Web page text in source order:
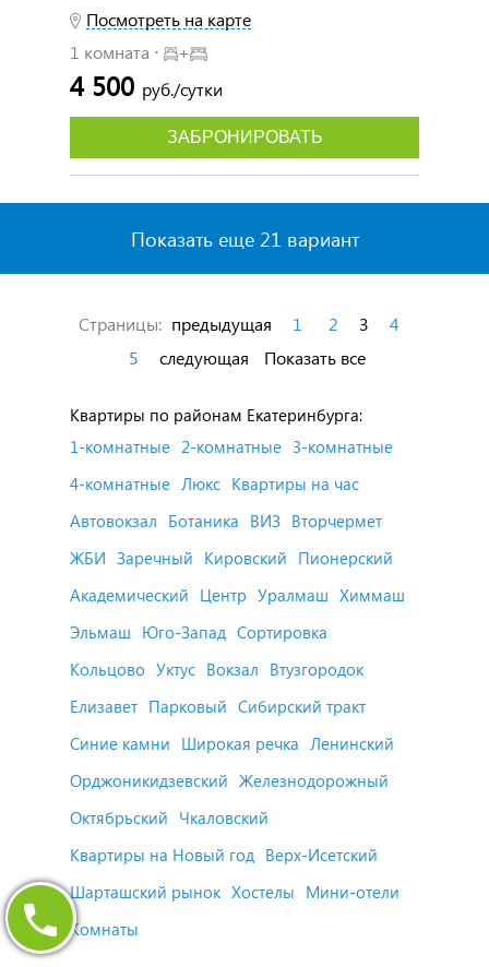
Посмотреть на карте
1 комната ⋅
+
4 500 руб./сутки
ЗАБРОНИРОВАТЬ
Показать еще 21 вариант
Страницы: предыдущая 1 2 3
4
5
следующая Показать все
Квартиры по районам Екатеринбурга:
1-комнатные 2-комнатные 3-комнатные
4-комнатные Люкс Квартиры на час
Автовокзал Ботаника ВИЗ Вторчермет
ЖБИ Заречный Кировский Пионерский
Академический Центр Уралмаш Химмаш
Эльмаш Юго-Запад Сортировка
Кольцово Уктус Вокзал Втузгородок
Елизавет Парковый Сибирский тракт
Синие камни Широкая речка Ленинский
Орджоникидзевский Железнодорожный
Октябрьский Чкаловский
Квартиры на Новый год Верх-Исетский
Шарташский рынок Хостелы Мини-отели
Комнаты